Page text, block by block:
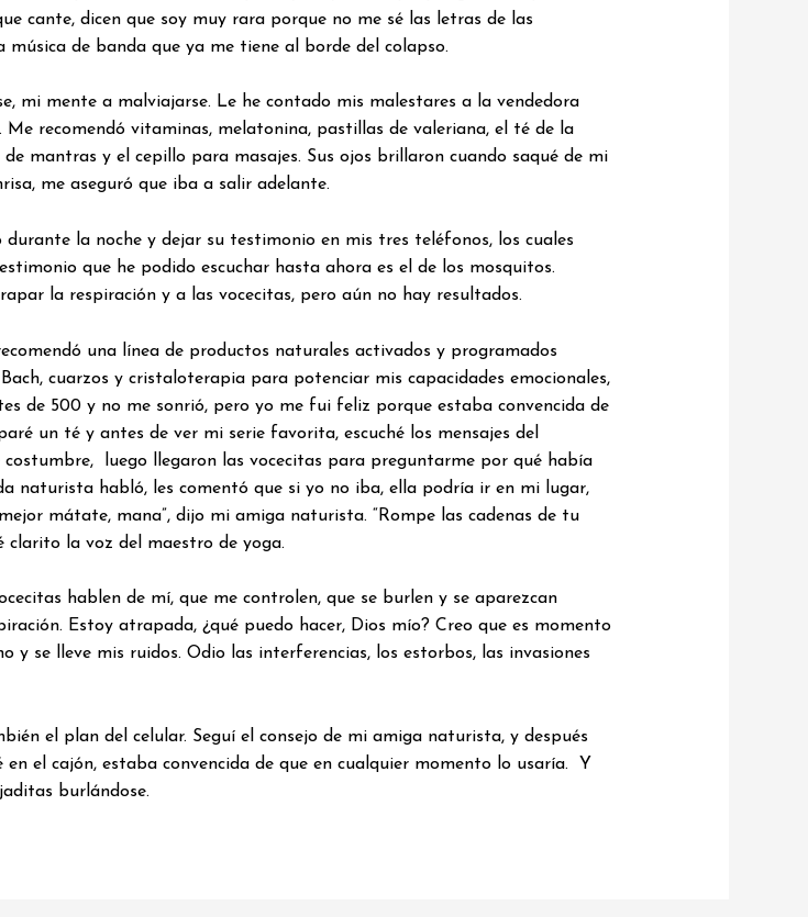
cante, dicen que soy muy rara porque no me sé las letras de las
música de banda que ya me tiene al borde del colapso.
mi mente a malviajarse. Le he contado mis malestares a la vendedora
recomendó vitaminas, melatonina, pastillas de valeriana, el té de la
mantras y el cepillo para masajes. Sus ojos brillaron cuando saqué de mi
me aseguró que iba a salir adelante.
la noche y dejar su testimonio en mis tres teléfonos, los cuales
que he podido escuchar hasta ahora es el de los mosquitos.
la respiración y a las vocecitas, pero aún no hay resultados.
una línea de productos naturales activados y programados
cuarzos y cristaloterapia para potenciar mis capacidades emocionales,
de 500 y no me sonrió, pero yo me fui feliz porque estaba convencida de
un té y antes de ver mi serie favorita, escuché los mensajes del
luego llegaron las vocecitas para preguntarme por qué había
naturista habló, les comentó que si yo no iba, ella podría ir en mi lugar,
mátate, mana”, dijo mi amiga naturista. “Rompe las cadenas de tu
clarito la voz del maestro de yoga.
hablen de mí, que me controlen, que se burlen y se aparezcan
Estoy atrapada, ¿qué puedo hacer, Dios mío? Creo que es momento
se lleve mis ruidos. Odio las interferencias, los estorbos, las invasiones
el plan del celular. Seguí el consejo de mi amiga naturista, y después
el cajón, estaba convencida de que en cualquier momento lo usaría. Y
burlándose.